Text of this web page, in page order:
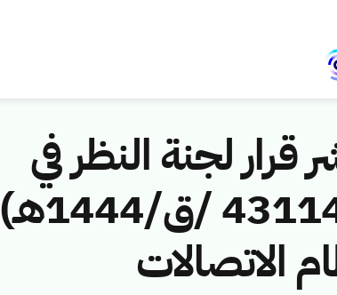
قرار لجنة النظر في
مخالفات نظام الاتصالات رقم ( 43114553 /ق/1444هـ)
الاتصالات